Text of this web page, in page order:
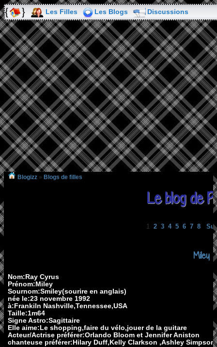
Les Filles Les Blogs Discussions
Blogizz » Blogs de filles
Le blog de
1 2 3 4 5 6 7 8
Miley
Nom:Ray Cyrus
Prénom:Miley
Sournom:Smiley(sourire en anglais)
née le:23 novembre 1992
à:Frankiln Nashville,Tennessee,USA
Taille:1m64
Signe Astro:Sagittaire
Elle aime:Le shopping,faire du vélo,jouer de la guitare
Acteur/Actrise préférer:Orlando Bloom et Jennifer Aniston
chanteuse préférer:Hilary Duff,Kelly Clarkson ,Ashley Simpson